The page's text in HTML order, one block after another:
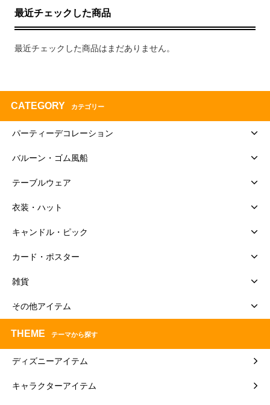
最近チェックした商品
最近チェックした商品はまだありません。
CATEGORY カテゴリー
パーティーデコレーション
バルーン・ゴム風船
テーブルウェア
衣装・ハット
キャンドル・ピック
カード・ポスター
雑貨
その他アイテム
THEME テーマから探す
ディズニーアイテム
キャラクターアイテム